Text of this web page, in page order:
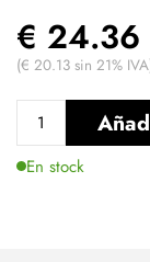
€ 24.36
(€ 20.13 sin 21%
En stock